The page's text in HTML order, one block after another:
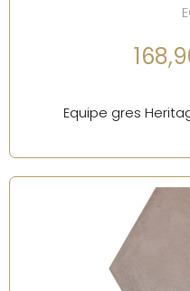
Equipe gres